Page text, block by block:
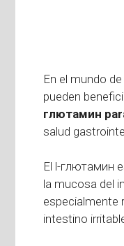
En el mundo
pueden
глютамин
salud
El l-глютамин
la mucosa del
especialmente
intestino